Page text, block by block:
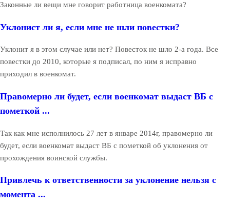
Законные ли вещи мне говорит работница военкомата?
Уклонист ли я, если мне не шли повестки?
Уклонит я в этом случае или нет? Повесток не шло 2-а года. Все
повестки до 2010, которые я подписал, по ним я исправно
приходил в военкомат.
Правомерно ли будет, если военкомат выдаст ВБ с
пометкой ...
Так как мне исполнилось 27 лет в январе 2014г, правомерно ли
будет, если военкомат выдаст ВБ с пометкой об уклонения от
прохождения воинской службы.
Привлечь к ответственности за уклонение нельзя с
момента ...